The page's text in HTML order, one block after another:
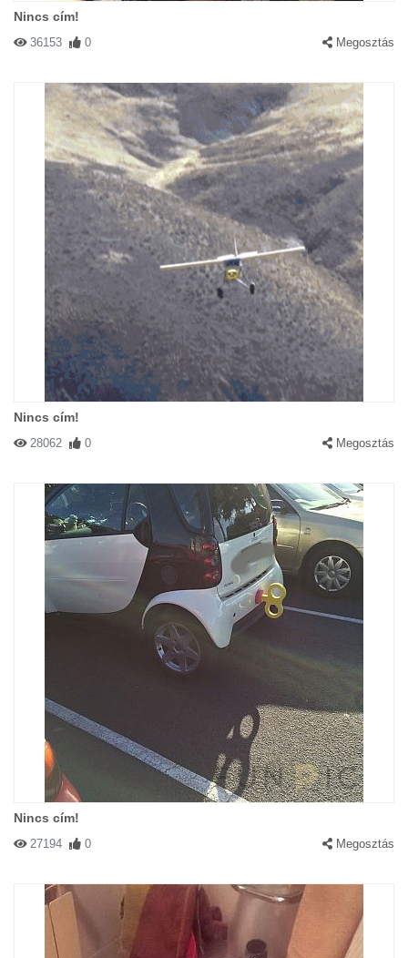
Nincs cím!
36153 0 Megosztás
Nincs cím!
28062 0 Megosztás
Nincs cím!
27194 0 Megosztás